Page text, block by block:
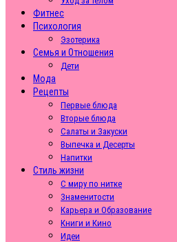
Фитнес
Психология
Эзотерика
Семья и Отношения
Дети
Мода
Рецепты
Первые блюда
Вторые блюда
Салаты и Закуски
Выпечка и Десерты
Напитки
Стиль жизни
С миру по нитке
Знаменитости
Карьера и Образование
Книги и Кино
Идеи